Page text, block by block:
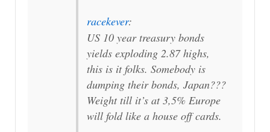
racekever:
US 10 year treasury bonds
yields exploding 2.87 highs,
this is it folks. Somebody is
dumping their bonds, Japan???
Weight till it’s at 3,5% Europe
will fold like a house off cards.